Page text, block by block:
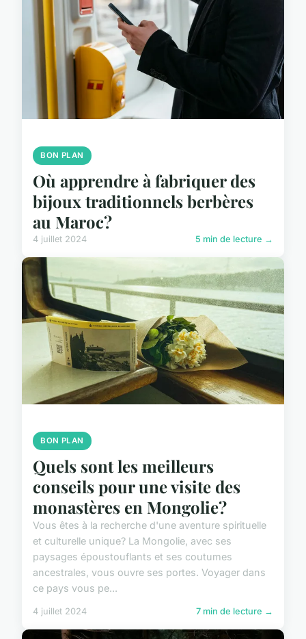
BON PLAN
Où apprendre à fabriquer des
bijoux traditionnels berbères
au Maroc?
4 juillet 2024 5 min de lecture →
BON PLAN
Quels sont les meilleurs
conseils pour une visite des
monastères en Mongolie?
Vous êtes à la recherche d'une aventure spirituelle
et culturelle unique? La Mongolie, avec ses
paysages époustouflants et ses coutumes
ancestrales, vous ouvre ses portes. Voyager dans
ce pays vous pe...
4 juillet 2024 7 min de lecture →